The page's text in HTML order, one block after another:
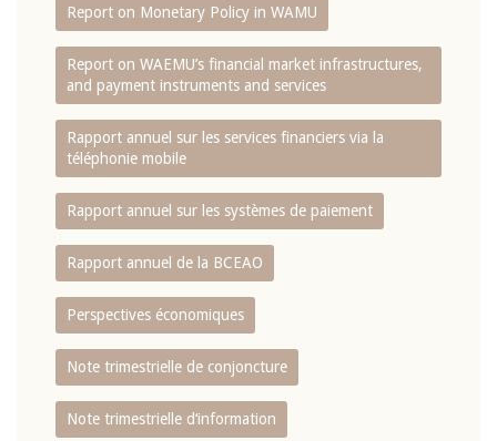
Report on Monetary Policy in WAMU
Report on WAEMU’s financial market infrastructures,
and payment instruments and services
Rapport annuel sur les services financiers via la
téléphonie mobile
Rapport annuel sur les systèmes de paiement
Rapport annuel de la BCEAO
Perspectives économiques
Note trimestrielle de conjoncture
Note trimestrielle d‘information